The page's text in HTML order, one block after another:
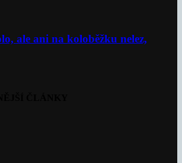
ale ani na koloběžku nelez,